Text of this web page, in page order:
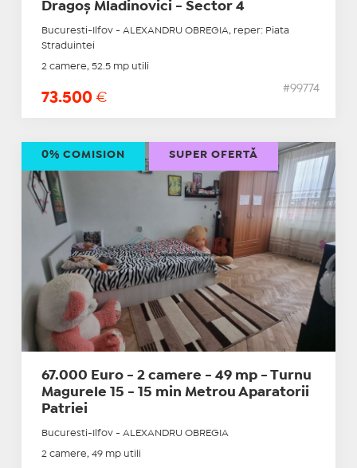
Dragoș Mladinovici - Sector 4
Bucuresti-Ilfov - ALEXANDRU OBREGIA, reper: Piata
Straduintei
2 camere, 52.5 mp utili
73.500 €
#99774
67.000 Euro - 2 camere - 49 mp - Turnu
Magurele 15 - 15 min Metrou Aparatorii
Patriei
Bucuresti-Ilfov - ALEXANDRU OBREGIA
2 camere, 49 mp utili
0% COMISION SUPER OFERTĂ